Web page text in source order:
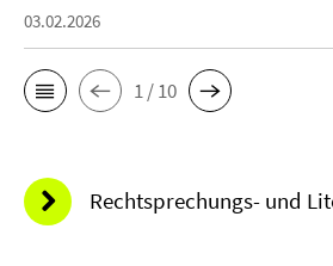
03.02.2026
1 / 10
Rechtsprechungs- und